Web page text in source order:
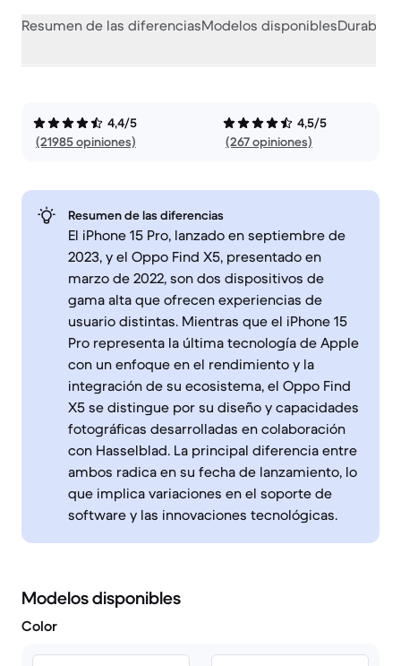
Resumen de las diferenciasModelos disponibles
4,4/5
(21985 opiniones)
4,5/5
(267 opiniones)
Resumen de las diferencias
El iPhone 15 Pro, lanzado en septiembre de
2023, y el Oppo Find X5, presentado en
marzo de 2022, son dos dispositivos de
gama alta que ofrecen experiencias de
usuario distintas. Mientras que el iPhone 15
Pro representa la última tecnología de Apple
con un enfoque en el rendimiento y la
integración de su ecosistema, el Oppo Find
X5 se distingue por su diseño y capacidades
fotográficas desarrolladas en colaboración
con Hasselblad. La principal diferencia entre
ambos radica en su fecha de lanzamiento, lo
que implica variaciones en el soporte de
software y las innovaciones tecnológicas.
Modelos disponibles
Color